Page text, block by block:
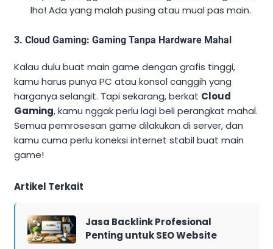
lho! Ada yang malah pusing atau mual pas main.
3. Cloud Gaming: Gaming Tanpa Hardware Mahal
Kalau dulu buat main game dengan grafis tinggi,
kamu harus punya PC atau konsol canggih yang
harganya selangit. Tapi sekarang, berkat Cloud
Gaming, kamu nggak perlu lagi beli perangkat mahal.
Semua pemrosesan game dilakukan di server, dan
kamu cuma perlu koneksi internet stabil buat main
game!
Artikel Terkait
Jasa Backlink Profesional
Penting untuk SEO Website